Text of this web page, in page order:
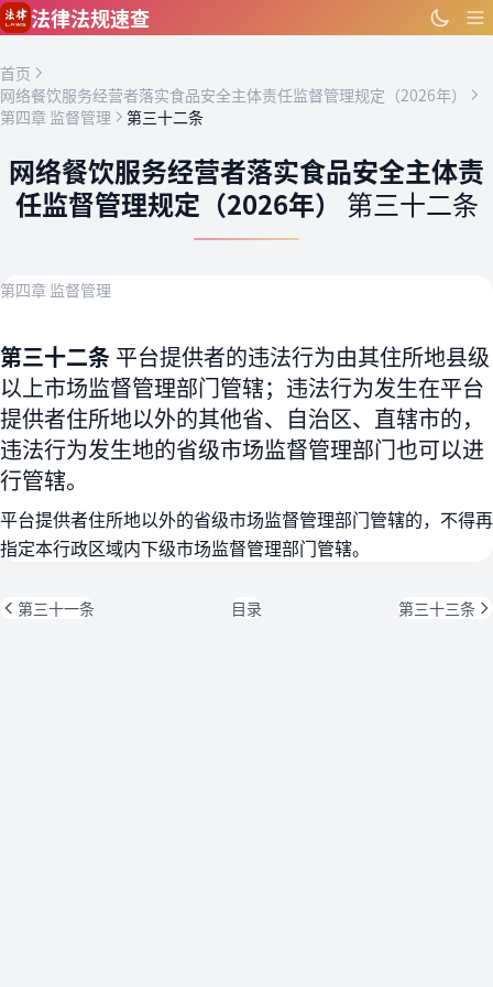
跳到主要内容
法律法规速查
首页
网络餐饮服务经营者落实食品安全主体责任监督管理规定（2026年）
第四章 监督管理
第三十二条
网络餐饮服务经营者落实食品安全主体责
任监督管理规定（2026年） 第三十二条
第四章 监督管理
第三十二条 平台提供者的违法行为由其住所地县级
以上市场监督管理部门管辖；违法行为发生在平台
提供者住所地以外的其他省、自治区、直辖市的，
违法行为发生地的省级市场监督管理部门也可以进
行管辖。
平台提供者住所地以外的省级市场监督管理部门管辖的，不得再
指定本行政区域内下级市场监督管理部门管辖。
第三十一条 目录 第三十三条